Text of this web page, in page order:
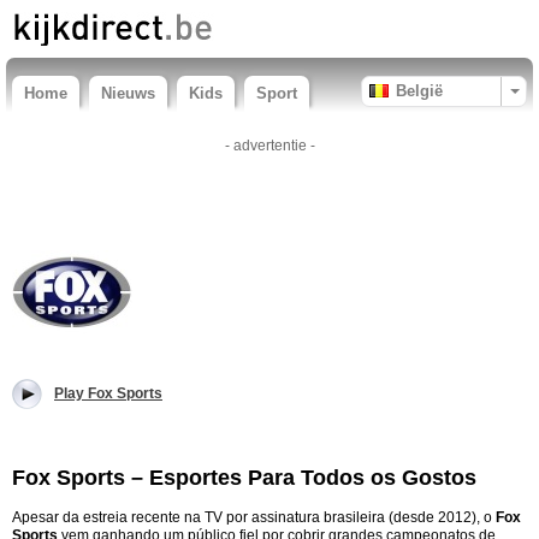
Home Nieuws Kids Sport België
- advertentie -
Play Fox Sports
Fox Sports – Esportes Para Todos os Gostos
Apesar da estreia recente na TV por assinatura brasileira (desde 2012), o Fox
Sports vem ganhando um público fiel por cobrir grandes campeonatos de